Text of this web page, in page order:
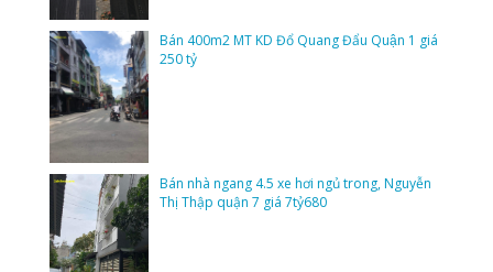
Bán 400m2 MT KD Đổ Quang Đẩu Quận 1 giá
250 tỷ
Bán nhà ngang 4.5 xe hơi ngủ trong, Nguyễn
Thị Thập quận 7 giá 7tỷ680